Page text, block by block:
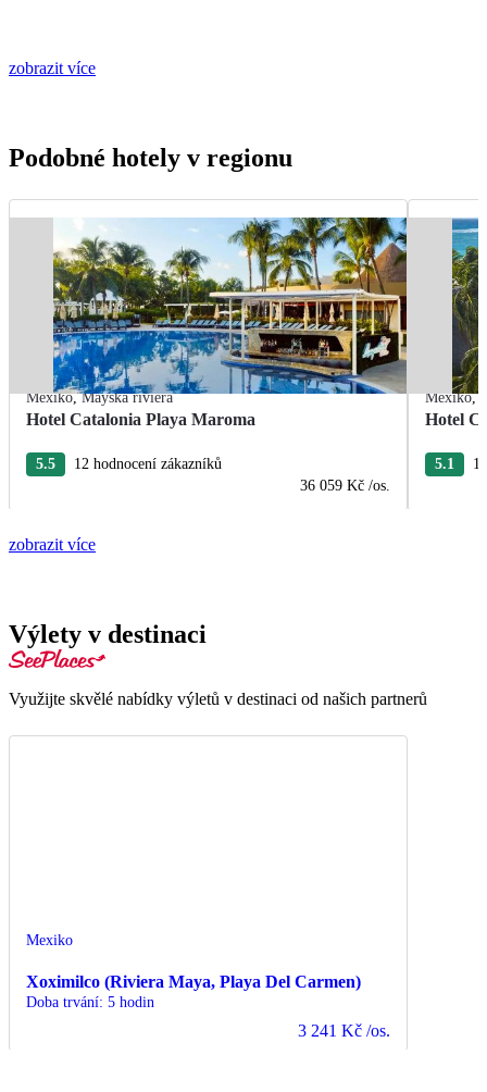
zobrazit více
Podobné hotely v regionu
Mexiko,Mayská riviéra
Hotel Catalonia Playa Maroma
5.5
12 hodnocení zákazníků
36 059 Kč /os.
Mexiko,
Hotel
5.1
zobrazit více
Výlety v destinaci
Využijte skvělé nabídky výletů v destinaci od našich partnerů
Mexiko
Xoximilco (Riviera Maya, Playa Del Carmen)
Doba trvání: 5 hodin
3 241 Kč /os.